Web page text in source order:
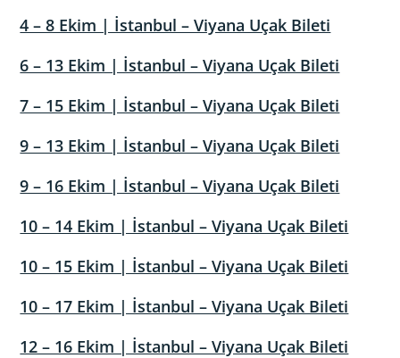
4 – 8 Ekim | İstanbul – Viyana Uçak Bileti
6 – 13 Ekim | İstanbul – Viyana Uçak Bileti
7 – 15 Ekim | İstanbul – Viyana Uçak Bileti
9 – 13 Ekim | İstanbul – Viyana Uçak Bileti
9 – 16 Ekim | İstanbul – Viyana Uçak Bileti
10 – 14 Ekim | İstanbul – Viyana Uçak Bileti
10 – 15 Ekim | İstanbul – Viyana Uçak Bileti
10 – 17 Ekim | İstanbul – Viyana Uçak Bileti
12 – 16 Ekim | İstanbul – Viyana Uçak Bileti